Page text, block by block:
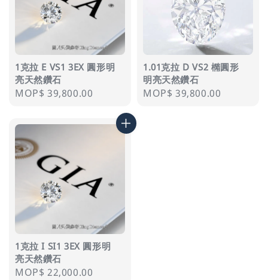
1克拉 E VS1 3EX 圓形明
亮天然鑽石
Regular
MOP$ 39,800.00
1.01克拉 D VS2 橢圓形
明亮天然鑽石
Regular
MOP$ 39,800.00
1克拉 I SI1 3EX 圓形明
亮天然鑽石
Regular
MOP$ 22,000.00